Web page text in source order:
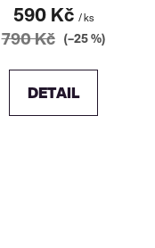
590 Kč / ks
790 Kč (–25 %)
DETAIL